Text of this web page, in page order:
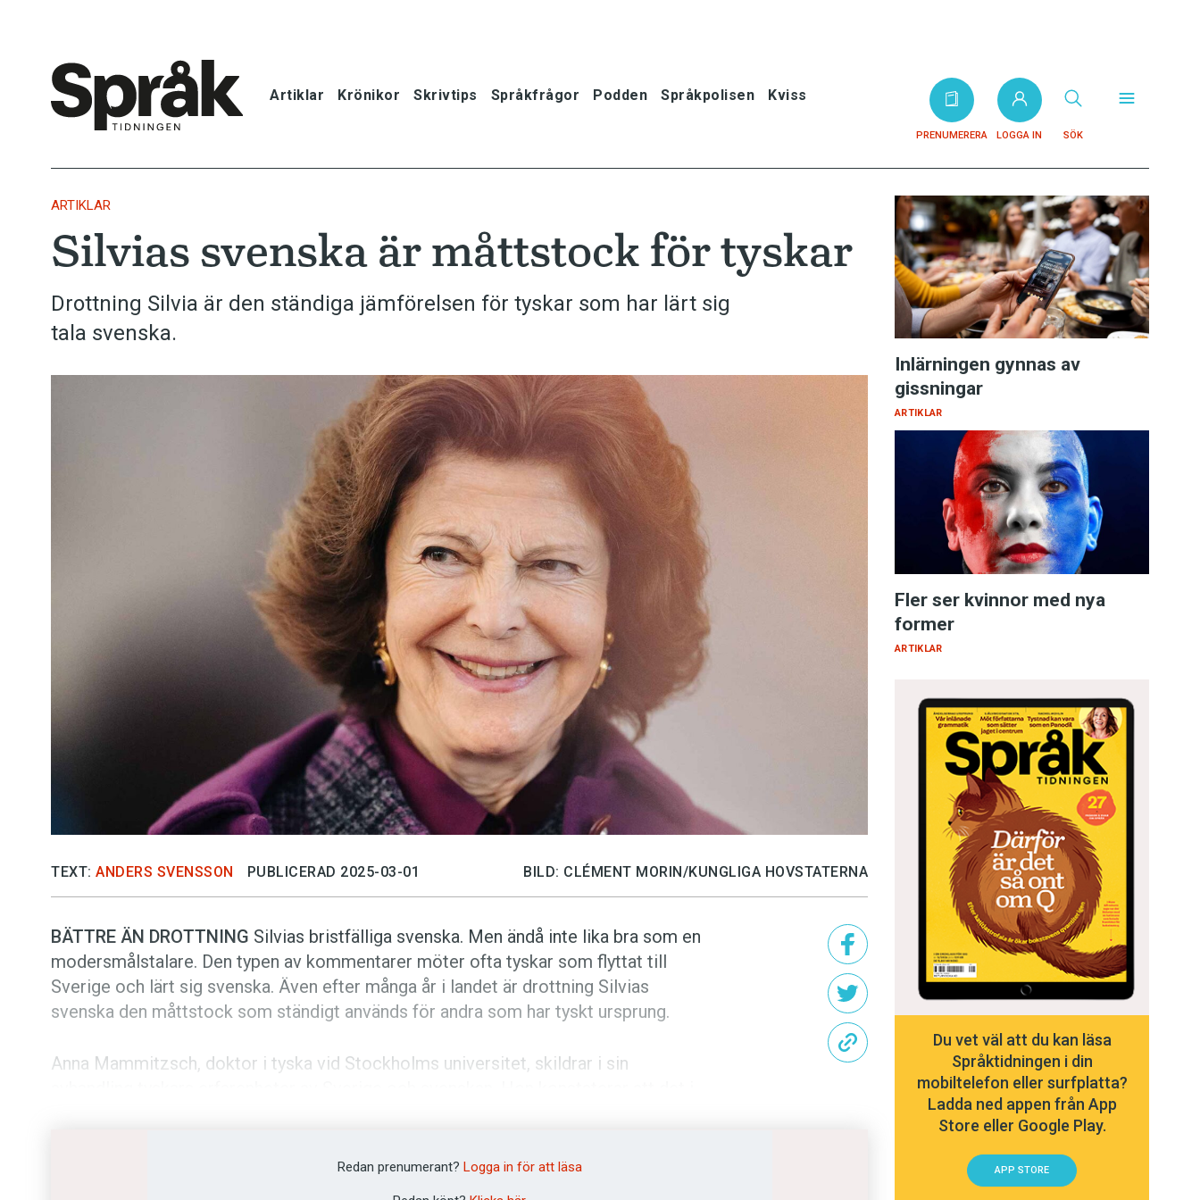
Artiklar Krönikor Skrivtips Språkfrågor Podden Språkpolisen Kviss
PRENUMERERA LOGGA IN SÖK
Krönikor
Språkfrågor
Bokrecensioner
Kviss
Podden
Anmäl till språkpolisen
Föreslå nyord
Annonsera
Prenumerera
Läs Språktidningen digitalt
Press
ARTIKLAR
Silvias svenska är måttstock för tyskar
Drottning Silvia är den ständiga jämförelsen för tyskar som har lärt sig
tala svenska.
TEXT: ANDERS SVENSSON PUBLICERAD 2025-03-01 BILD: CLÉMENT MORIN/KUNGLIGA HOVSTATERNA
BÄTTRE ÄN DROTTNING Silvias bristfälliga svenska. Men ändå inte lika bra som en
modersmålstalare. Den typen av kommentarer möter ofta tyskar som flyttat till
Sverige och lärt sig svenska. Även efter många år i landet är drottning Silvias
svenska den måttstock som ständigt används för andra som har tyskt ursprung.
Anna Mammitzsch, ­doktor i tyska vid Stockholms univer­sitet, skildrar i sin
svenska med tysk brytning hög status jämfört med många andra brytningar.
Redan prenumerant? Logga in för att läsa
Inlärningen gynnas av
gissningar
ARTIKLAR
Fler ser kvinnor med nya
former
ARTIKLAR
Du vet väl att du kan läsa
Språktidningen i din
mobiltelefon eller surfplatta?
Ladda ned appen från App
Store eller Google Play.
APP STORE